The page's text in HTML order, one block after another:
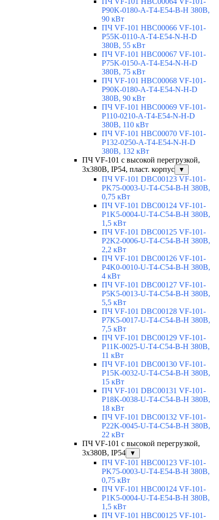
P90K-0180-A-T4-E54-B-H 380В,
90 кВт
ПЧ VF-101 HBC00066 VF-101-
P55K-0110-A-T4-E54-N-H-D
380В, 55 кВт
ПЧ VF-101 HBC00067 VF-101-
P75K-0150-A-T4-E54-N-H-D
380В, 75 кВт
ПЧ VF-101 HBC00068 VF-101-
P90K-0180-A-T4-E54-N-H-D
380В, 90 кВт
ПЧ VF-101 HBC00069 VF-101-
P110-0210-A-T4-E54-N-H-D
380В, 110 кВт
ПЧ VF-101 HBC00070 VF-101-
P132-0250-A-T4-E54-N-H-D
380В, 132 кВт
ПЧ VF-101 с высокой перегрузкой,
3х380В, IP54, пласт. корпус
▼
ПЧ VF-101 DBC00123 VF-101-
PK75-0003-U-T4-C54-B-H 380В,
0,75 кВт
ПЧ VF-101 DBC00124 VF-101-
P1K5-0004-U-T4-C54-B-H 380В,
1,5 кВт
ПЧ VF-101 DBC00125 VF-101-
P2K2-0006-U-T4-C54-B-H 380В,
2,2 кВт
ПЧ VF-101 DBC00126 VF-101-
P4K0-0010-U-T4-C54-B-H 380В,
4 кВт
ПЧ VF-101 DBC00127 VF-101-
P5K5-0013-U-T4-C54-B-H 380В,
5,5 кВт
ПЧ VF-101 DBC00128 VF-101-
P7K5-0017-U-T4-C54-B-H 380В,
7,5 кВт
ПЧ VF-101 DBC00129 VF-101-
P11K-0025-U-T4-C54-B-H 380В,
11 кВт
ПЧ VF-101 DBC00130 VF-101-
P15K-0032-U-T4-C54-B-H 380В,
15 кВт
ПЧ VF-101 DBC00131 VF-101-
P18K-0038-U-T4-C54-B-H 380В,
18 кВт
ПЧ VF-101 DBC00132 VF-101-
P22K-0045-U-T4-C54-B-H 380В,
22 кВт
ПЧ VF-101 с высокой перегрузкой,
3х380В, IP54
▼
ПЧ VF-101 HBC00123 VF-101-
PK75-0003-U-T4-E54-B-H 380В,
0,75 кВт
ПЧ VF-101 HBC00124 VF-101-
P1K5-0004-U-T4-E54-B-H 380В,
1,5 кВт
ПЧ VF-101 HBC00125 VF-101-